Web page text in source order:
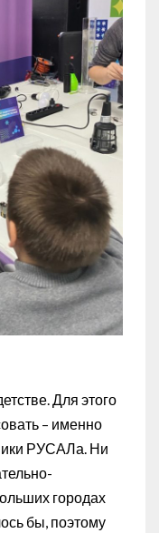
Для этого
– именно
РУСАЛа. Ни
городах
бы, поэтому